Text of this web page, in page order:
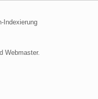
Indexierung
Webmaster.